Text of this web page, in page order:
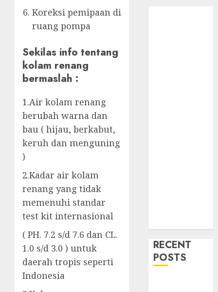
Koreksi pemipaan di
ruang pompa
Sekilas info tentang
kolam renang
bermaslah :
1.Air kolam renang
berubah warna dan
bau ( hijau, berkabut,
keruh dan menguning
)
2.Kadar air kolam
renang yang tidak
memenuhi standar
test kit internasional
( PH. 7.2 s/d 7.6 dan CL.
1.0 s/d 3.0 ) untuk
daerah tropis seperti
Indonesia
RECENT
POSTS